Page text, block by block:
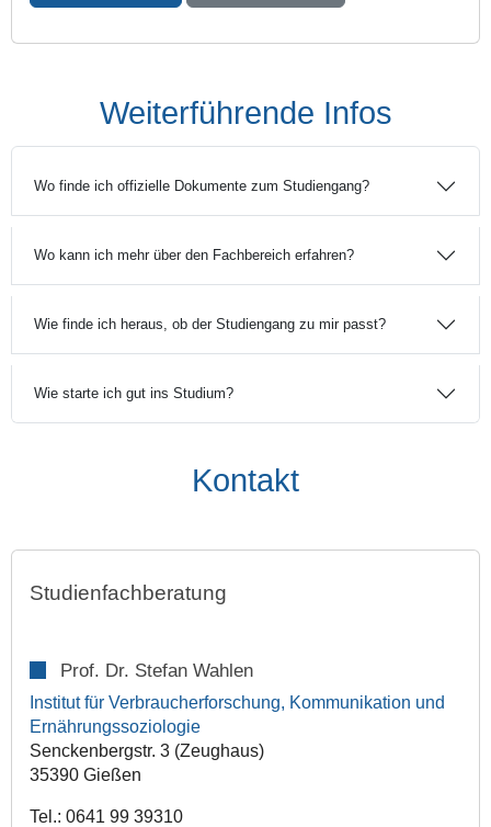
Weiterführende Infos
Wo finde ich offizielle Dokumente zum Studiengang?
Wo kann ich mehr über den Fachbereich erfahren?
Wie finde ich heraus, ob der Studiengang zu mir passt?
Wie starte ich gut ins Studium?
Kontakt
Studienfachberatung
Prof. Dr. Stefan Wahlen
Institut für Verbraucherforschung, Kommunikation und
Ernährungssoziologie
Senckenbergstr. 3 (Zeughaus)
35390 Gießen
Tel.: 0641 99 39310